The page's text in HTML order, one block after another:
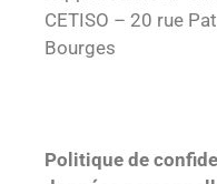
CETISO – 20 rue
Bourges
Politique de